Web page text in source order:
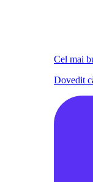
Cel mai
Dovedit